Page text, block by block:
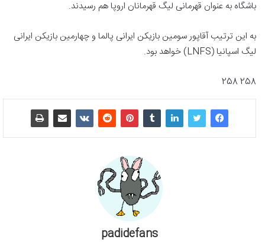
باشگاه به عنوان قهرمانی لیگ قهرمانان اروپا هم رسیدند.
به این ترتیب آقاپور سومین بازیکن ایرانی پالما و چهارمین بازیکن ایرانی
لیگ اسپانیا (LNFS) خواهد بود.
258 258
padidefans